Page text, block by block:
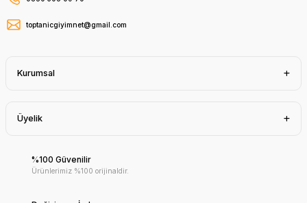
toptanicgiyimnet@gmail.com
Kurumsal
Üyelik
%100 Güvenilir
Ürünlerimiz %100 orijinaldir.